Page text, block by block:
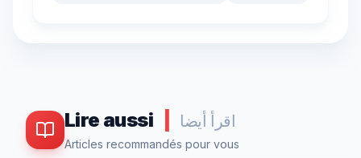
Lire aussi اقرأ أيضا
Articles recommandés pour vous